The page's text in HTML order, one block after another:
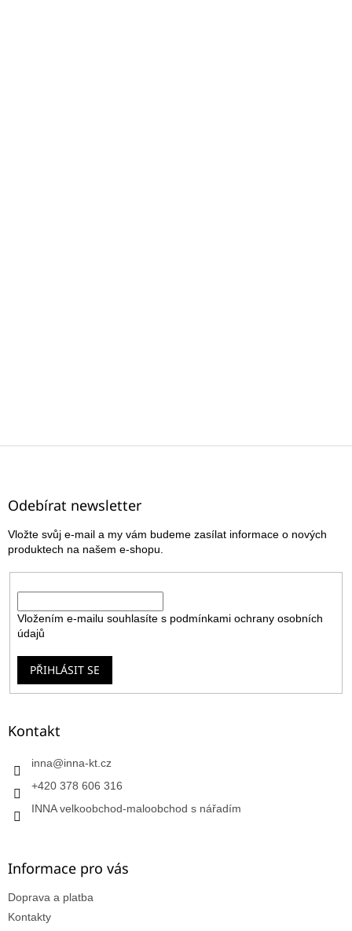
Z
Odebírat newsletter
Vložte svůj e-mail a my vám budeme zasílat informace o nových
produktech na našem e-shopu.
Vložením e-mailu souhlasíte s podmínkami ochrany osobních
údajů
PŘIHLÁSIT SE
Kontakt
inna@inna-kt.cz
+420 378 606 316
INNA velkoobchod-maloobchod s nářadím
Informace pro vás
Doprava a platba
Kontakty